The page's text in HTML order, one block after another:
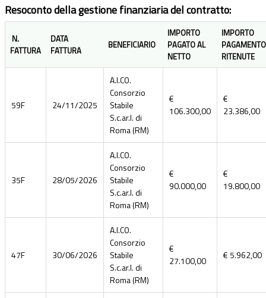
Resoconto della gestione finanziaria del contratto:
N.
FATTURA
DATA
FATTURA
BENEFICIARIO
IMPORTO
PAGATO AL
NETTO
IMPORTO
PAGAMENTO
RITENUTE
59F 24/11/2025
A.I.CO.
Consorzio
Stabile
S.c.ar.l. di
Roma (RM)
€
106.300,00
€
23.386,00
35F 28/05/2026
A.I.CO.
Consorzio
Stabile
S.c.ar.l. di
Roma (RM)
€
90.000,00
€
19.800,00
47F 30/06/2026
A.I.CO.
Consorzio
Stabile
S.c.ar.l. di
Roma (RM)
€
27.100,00
€ 5.962,00